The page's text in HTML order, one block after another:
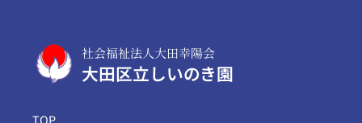
社会福祉法人大田幸陽会
大田区立しいのき園
TOP